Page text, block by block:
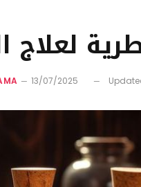
13/07/2025